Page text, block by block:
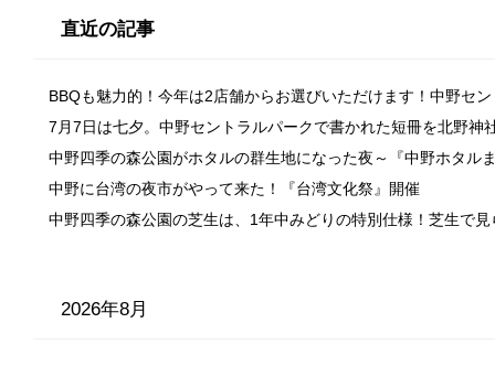
直近の記事
BBQも魅力的！今年は2店舗からお選びいただけます！中野セ
7月7日は七夕。中野セントラルパークで書かれた短冊を北野神
中野四季の森公園がホタルの群生地になった夜～『中野ホタル
中野に台湾の夜市がやって来た！『台湾文化祭』開催
中野四季の森公園の芝生は、1年中みどりの特別仕様！芝生で
2026年8月